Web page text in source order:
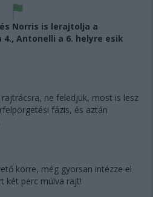
és Norris is lerajtolja a
Antonelli a 6. helyre esik
ne feledjük, most is lesz
fázis, és aztán
körre, még gyorsan intézze el
két perc múlva rajt!